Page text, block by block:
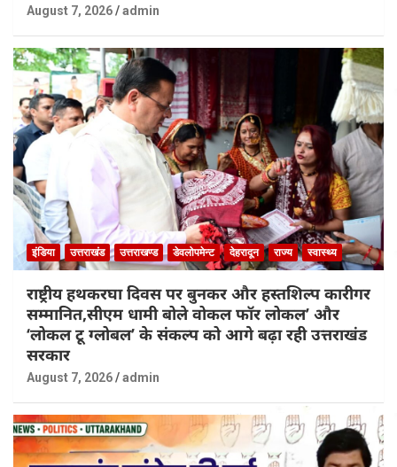
August 7, 2026 admin
इंडिया उत्तराखंड उत्तराखण्ड डेवलोपमेन्ट देहरादून राज्य स्वास्थ्य
राष्ट्रीय हथकरघा दिवस पर बुनकर और हस्तशिल्प कारीगर
सम्मानित,सीएम धामी बोले वोकल फॉर लोकल’ और
‘लोकल टू ग्लोबल’ के संकल्प को आगे बढ़ा रही उत्तराखंड
सरकार
August 7, 2026 admin